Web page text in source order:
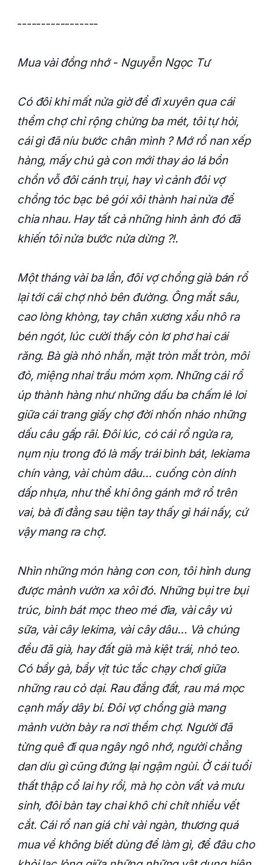
-----------------
Mua vài đồng nhớ - Nguyễn Ngọc Tư
Có đôi khi mất nửa giờ để đi xuyên qua cái
thềm chợ chỉ rộng chừng ba mét, tôi tự hỏi,
cái gì đã níu bước chân mình ? Mớ rổ nan xếp
hàng, mấy chú gà con mới thay áo lá bồn
chồn vỗ đôi cánh trụi, hay vì cảnh đôi vợ
chồng tóc bạc bẻ gói xôi thành hai nửa để
chia nhau. Hay tất cả những hình ảnh đó đã
khiến tôi nửa bước nửa dừng ?!.
Một tháng vài ba lần, đôi vợ chồng già bán rổ
lại tới cái chợ nhỏ bên đường. Ông mắt sâu,
cao lòng khòng, tay chân xương xẩu nhô ra
bén ngót, lúc cười thấy còn lơ phơ hai cái
răng. Bà già nhỏ nhắn, mặt tròn mắt tròn, môi
đỏ, miệng nhai trầu móm xọm. Những cái rổ
úp thành hàng như những dấu ba chấm lẻ loi
giữa cái trang giấy chợ đời nhốn nháo những
dấu câu gấp rãi. Đôi lúc, có cái rổ ngửa ra,
nụm nịu trong đó là mấy trái bình bát, lekiama
chín vàng, vài chùm dâu… cuống còn dính
dấp nhựa, như thể khi ông gánh mớ rổ trên
vai, bà đi đằng sau tiện tay thấy gì hái nấy, cứ
vậy mang ra chợ.
Nhìn những món hàng con con, tôi hình dung
được mảnh vườn xa xôi đó. Những bụi tre bụi
trúc, bình bát mọc theo mé đìa, vài cây vú
sữa, vài cây lekima, vài cây dâu… Và chúng
đều đã già, hay đất già mà kiệt trái, nhỏ teo.
Có bầy gà, bầy vịt túc tắc chạy chơi giữa
những rau cỏ dại. Rau đắng đất, rau má mọc
cạnh mấy dây bí. Đôi vợ chồng già mang
mảnh vườn bày ra nơi thềm chợ. Người đã
từng quê đi qua ngây ngô nhớ, người chẳng
dan díu gì cũng đứng lại ngậm ngùi. Ở cái tuổi
thất thập cổ lai hy rồi, mà họ còn vất vả mưu
sinh, đôi bàn tay chai khô chi chít nhiều vết
cắt. Cái rổ nan giá chỉ vài ngàn, thương quá
mua về không biết dùng để làm gì, để đâu cho